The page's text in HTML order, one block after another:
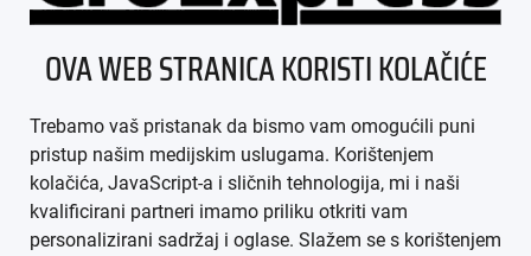
ÜBER UNS
IMPRESSUM
AGB
DATENSCHUTZ
OVA WEB STRANICA KORISTI KOLAČIĆE
Trebamo vaš pristanak da bismo vam omogućili puni
pristup našim medijskim uslugama. Korištenjem
kolačića, JavaScript-a i sličnih tehnologija, mi i naši
kvalificirani partneri imamo priliku otkriti vam
personalizirani sadržaj i oglase. Slažem se s korištenjem